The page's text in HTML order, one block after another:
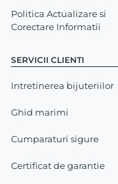
Politica Actualizare si
Corectare Informatii
SERVICII CLIENTI
Intretinerea bijuteriilor
Ghid marimi
Cumparaturi sigure
Certificat de garantie